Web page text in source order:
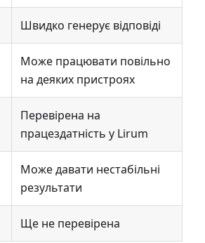
Швидко генерує відповіді
Може працювати повільно
на деяких пристроях
Перевірена на
працездатність у Lirum
Може давати нестабільні
результати
Ще не перевірена